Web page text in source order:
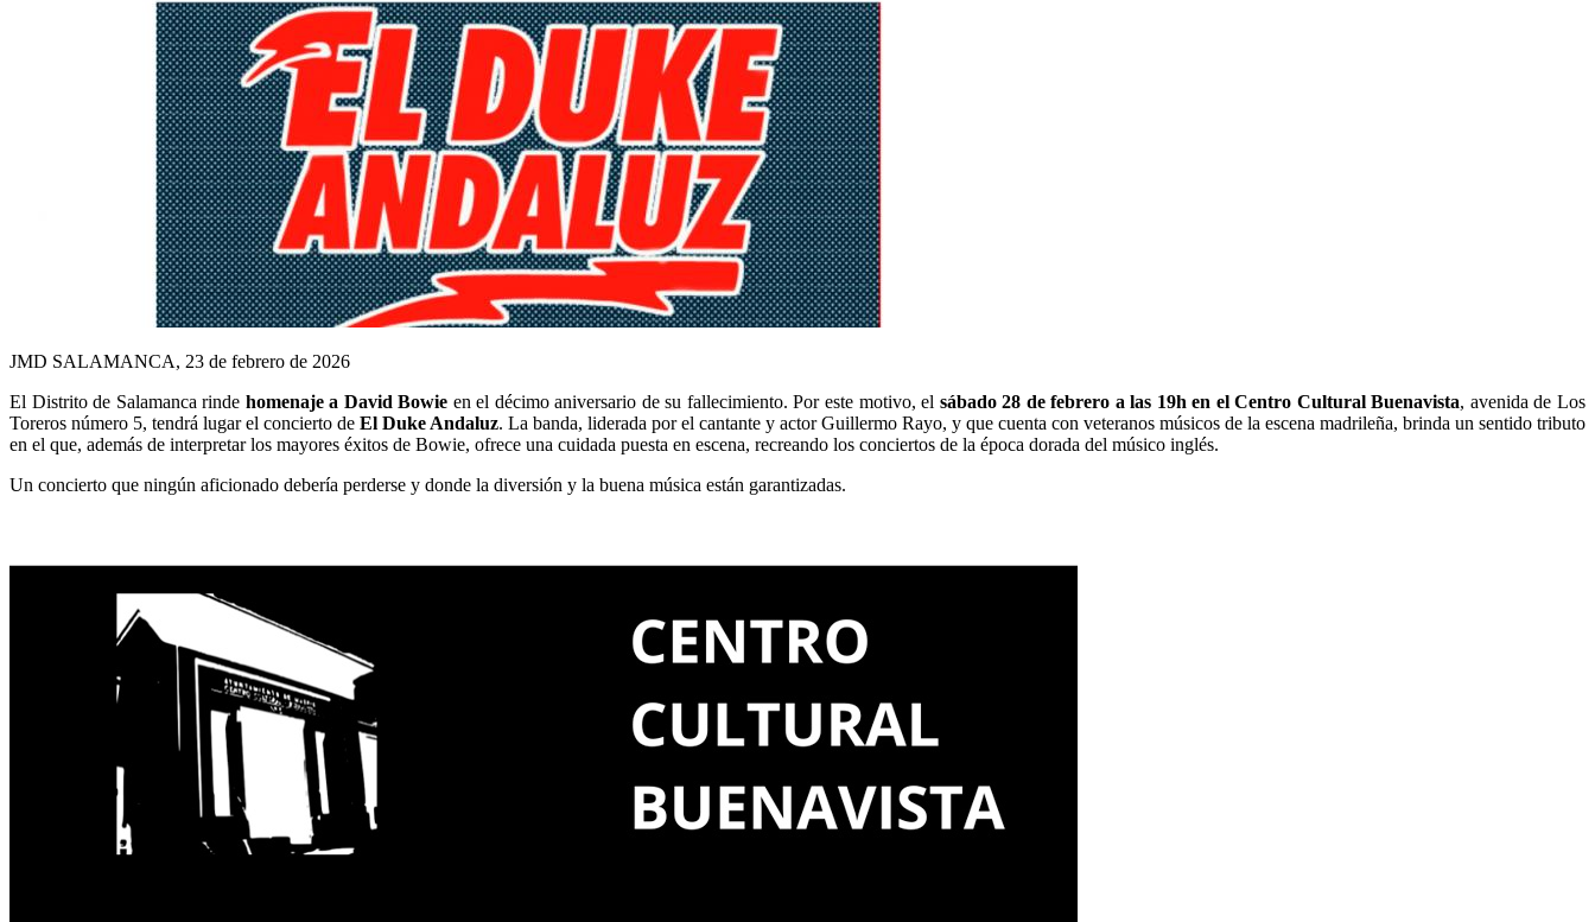
JMD SALAMANCA, 23 de febrero de 2026
El Distrito de Salamanca rinde homenaje a David Bowie en el décimo aniversario de su fallecimiento. Por este motivo, el sábado 28 de febrero a las 19h en el Centro Cultural Buenavista, avenida de Los
Toreros número 5, tendrá lugar el concierto de El Duke Andaluz. La banda, liderada por el cantante y actor Guillermo Rayo, y que cuenta con veteranos músicos de la escena madrileña, brinda un sentido tributo
en el que, además de interpretar los mayores éxitos de Bowie, ofrece una cuidada puesta en escena, recreando los conciertos de la época dorada del músico inglés.
Un concierto que ningún aficionado debería perderse y donde la diversión y la buena música están garantizadas.